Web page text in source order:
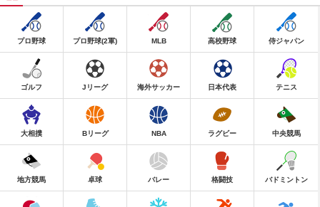
プロ野球 プロ野球(2軍) MLB 高校野球 侍ジャパン
ゴルフ Jリーグ 海外サッカー 日本代表 テニス
大相撲 Bリーグ NBA ラグビー 中央競馬
地方競馬 卓球 バレー 格闘技 バドミントン